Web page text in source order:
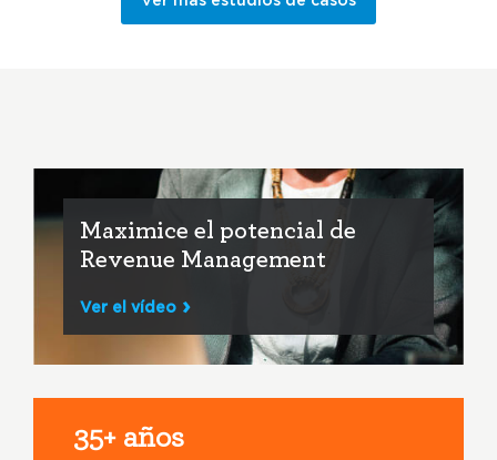
Maximice el potencial de
Revenue Management
Ver el vídeo
35+ años